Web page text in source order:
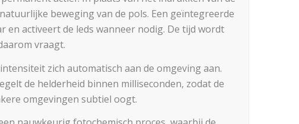
beweging van de pols. Een geïntegreerde
activeert de leds wanneer nodig. De tijd wordt
vraagt.
zich automatisch aan de omgeving aan.
de helderheid binnen milliseconden, zodat de
omgevingen subtiel oogt.